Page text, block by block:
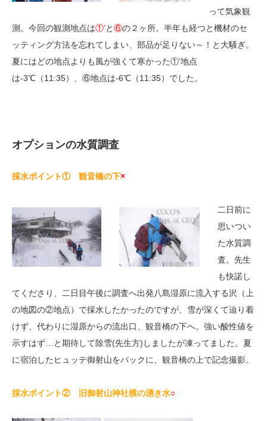
って気象観
測。今回の観測地点は①’と⑥の２ヶ所。半年も経つと機材のセ
ッティング方法を忘れてしまい、部品が足りない～！と大騒ぎ。
夏にはどの地点よりも風が強くて寒かった①’地点
は-3℃（11:35）、⑥地点は-6℃（11:35）でした。
オプションの水質調査
採水ポイント① 観音橋の下×
二日前に
思いつい
た水質調
査。先生
も快諾し
てくださり、二日目午後に調査へ出発八島湿原に流入する沢（上
の地図の②地点）で採水したかったのですが、雪が深くて辿り着
けず、代わりに湿原からの流出口、観音橋の下へ。強い酸性値を
示すはず…と期待して除雪(先生方)しましたが凍ってました。夏
に宿泊したヒュッテ御射山をバックに、観音橋の上で記念撮影。
採水ポイント② 旧御射山神社横の湧き水○